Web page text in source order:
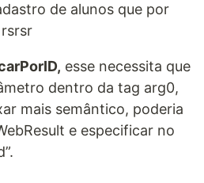
de alunos que por
rsrsr
esse necessita que
dentro da tag arg0,
mais semântico, poderia
e especificar no